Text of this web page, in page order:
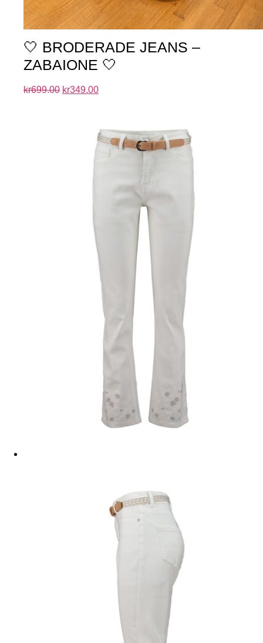
🤍 BRODERADE JEANS –
ZABAIONE 🤍
kr699.00 kr349.00